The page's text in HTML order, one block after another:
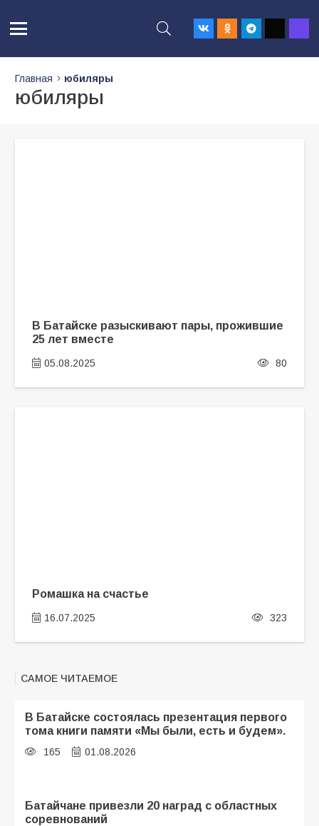
Главная юбиляры
юбиляры
В Батайске разыскивают пары, прожившие
25 лет вместе
05.08.2025 80
Ромашка на счастье
16.07.2025 323
САМОЕ ЧИТАЕМОЕ
В Батайске состоялась презентация первого
тома книги памяти «Мы были, есть и будем».
165 01.08.2026
Батайчане привезли 20 наград с областных
соревнований